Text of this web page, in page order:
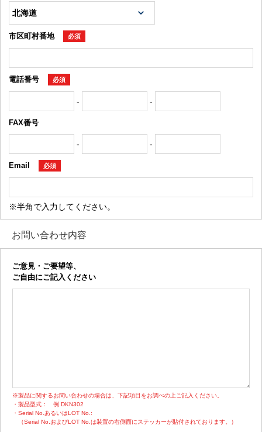
市区町村番地 必須
電話番号 必須
- -
FAX番号
- -
Email 必須
※半角で入力してください。
お問い合わせ内容
ご意見・ご要望等、
ご自由にご記入ください
※製品に関するお問い合わせの場合は、下記項目をお調べの上ご記入ください。
・製品型式：
例 DKN302
・Serial No.あるいはLOT No.:
（Serial No.およびLOT No.は装置の右側面にステッカーが貼付されております。）